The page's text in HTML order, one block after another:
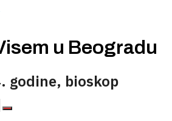
u Beogradu
godine, bioskop